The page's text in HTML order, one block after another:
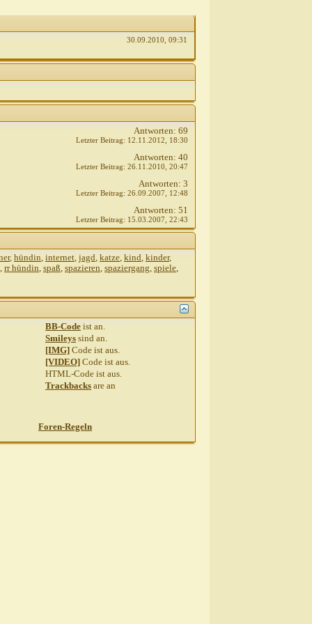
30.09.2010, 09:31
Antworten: 69
Letzter Beitrag: 12.11.2012, 18:30
Antworten: 40
Letzter Beitrag: 26.11.2010, 20:47
Antworten: 3
Letzter Beitrag: 26.09.2007, 12:48
Antworten: 51
Letzter Beitrag: 15.03.2007, 22:43
, hündin, internet, jagd, katze, kind, kinder,
, rr hündin, spaß, spazieren, spaziergang, spiele,
BB-Code istan.
Smileys sindan.
[IMG] Code istaus.
[VIDEO] Code istaus.
HTML-Code istaus.
Trackbacks arean
Foren-Regeln